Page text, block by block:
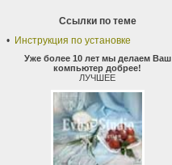
Ссылки по теме
• Инструкция по установке
Уже более 10 лет мы делаем Ваш
компьютер добрее!
ЛУЧШЕЕ